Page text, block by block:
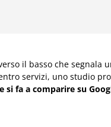
il basso che segnala
servizi, uno studio
si fa a comparire su